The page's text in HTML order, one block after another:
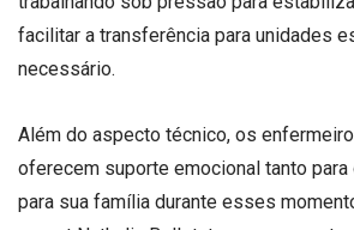
facilitar a transferência para unidades
necessário.
Além do aspecto técnico, os
oferecem suporte emocional tanto para
para sua família durante esses